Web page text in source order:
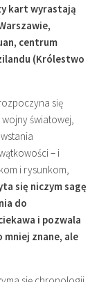
kart wyrastają
centrum
(Królestwo
się
światowej,
– i
i rysunkom,
się niczym sagę
do
i pozwala
znane, ale